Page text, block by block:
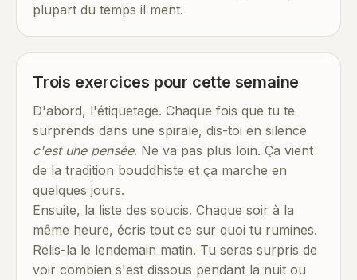
plupart du temps il ment.
Trois exercices pour cette semaine
D'abord, l'étiquetage. Chaque fois que tu te
surprends dans une spirale, dis-toi en silence
c'est une pensée. Ne va pas plus loin. Ça vient
de la tradition bouddhiste et ça marche en
quelques jours.
Ensuite, la liste des soucis. Chaque soir à la
même heure, écris tout ce sur quoi tu rumines.
Relis-la le lendemain matin. Tu seras surpris de
voir combien s'est dissous pendant la nuit ou